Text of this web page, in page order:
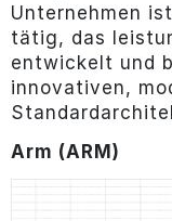
Unternehmen
tätig, das
entwickelt und
innovativen,
Arm (ARM)